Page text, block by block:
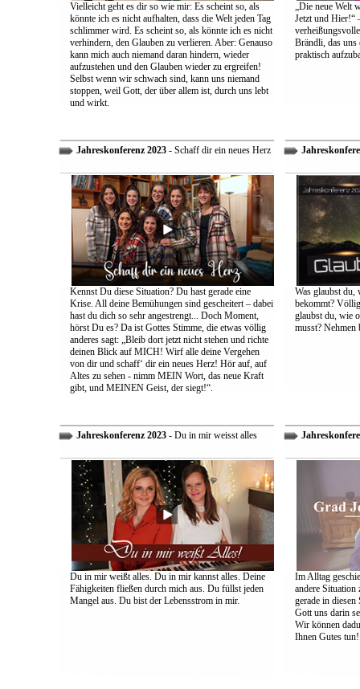
Vielleicht geht es dir so wie mir: Es scheint so, als
könnte ich es nicht aufhalten, dass die Welt jeden Tag
schlimmer wird. Es scheint so, als könnte ich es nicht
verhindern, den Glauben zu verlieren. Aber: Genauso
kann mich auch niemand daran hindern, wieder
aufzustehen und den Glauben wieder zu ergreifen!
Selbst wenn wir schwach sind, kann uns niemand
stoppen, weil Gott, der über allem ist, durch uns lebt
und wirkt.
„Die neue Welt
Jetzt und Hier!“
Brändli, das uns
praktisch
Jahreskonferenz 2023- Schaff dir ein neues Herz
Kennst Du diese Situation? Du hast gerade eine
Krise. All deine Bemühungen sind gescheitert – dabei
hast du dich so sehr angestrengt... Doch Moment,
hörst Du es? Da ist Gottes Stimme, die etwas völlig
anderes sagt: „Bleib dort jetzt nicht stehen und richte
deinen Blick auf MICH! Wirf alle deine Vergehen
von dir und schaff‘ dir ein neues Herz! Hör auf, auf
Altes zu sehen - nimm MEIN Wort, das neue Kraft
gibt, und MEINEN Geist, der siegt!“.
Was glaubst du,
bekommt?
glaubst du, wie
musst? Nehmen
Jahreskonferenz 2023- Du in mir weisst alles
Du in mir weißt alles. Du in mir kannst alles. Deine
Fähigkeiten fließen durch mich aus. Du füllst jeden
Mangel aus. Du bist der Lebensstrom in mir.
Im Alltag
andere
gerade in
Gott uns darin
Wir können
Ihnen Gutes tun!